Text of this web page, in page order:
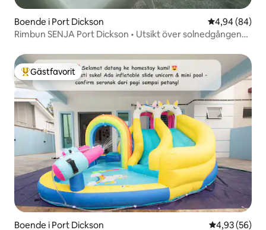
Boende i Port Dickson 4,94 av 5 i
4,94 (84)
Rimbun SENJA Port Dickson • Utsikt över solnedgången
Populär gästfavorit
Gästfavorit
Boende i Port Dickson 4,93 av 5 i
4,93 (56)